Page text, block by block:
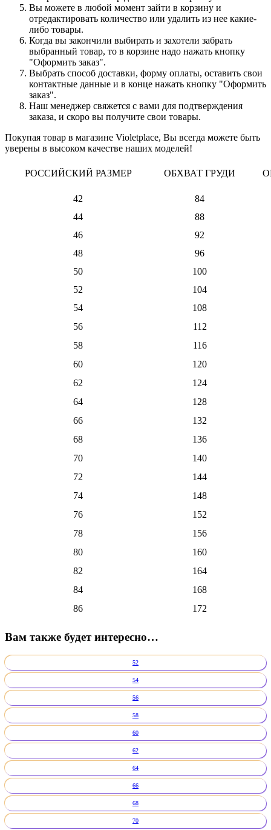
Вы можете в любой момент зайти в корзину и
отредактировать количество или удалить из нее какие-
либо товары.
Когда вы закончили выбирать и захотели забрать
выбранный товар, то в корзине надо нажать кнопку
"Оформить заказ".
Выбрать способ доставки, форму оплаты, оставить свои
контактные данные и в конце нажать кнопку "Оформить
заказ".
Наш менеджер свяжется с вами для подтверждения
заказа, и скоро вы получите свои товары.
Покупая товар в магазине Violetplace, Вы всегда можете быть
уверены в высоком качестве наших моделей!
РОССИЙСКИЙ РАЗМЕР ОБХВАТ ГРУДИ
42
84
44
88
46
92
48
96
50
100
52
104
54
108
56
112
58
116
60
120
62
124
64
128
66
132
68
136
70
140
72
144
74
148
76
152
78
156
80
160
82
164
84
168
86
172
Вам также будет интересно…
52
54
56
58
60
62
64
66
68
70